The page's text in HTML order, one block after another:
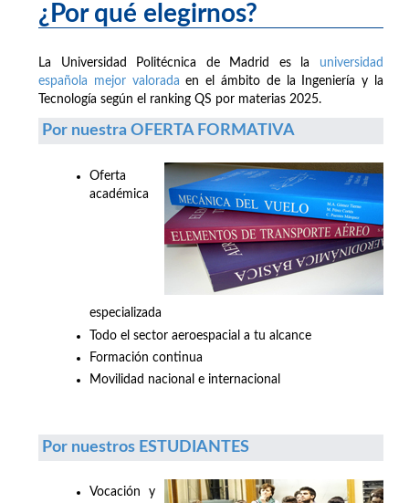
¿Por qué elegirnos?
La Universidad Politécnica de Madrid es la universidad
española mejor valorada en el ámbito de la Ingeniería y la
Tecnología según el ranking QS por materias 2025.
Por nuestra OFERTA FORMATIVA
Oferta
académica
especializada
Todo el sector aeroespacial a tu alcance
Formación continua
Movilidad nacional e internacional
Por nuestros ESTUDIANTES
Vocación y